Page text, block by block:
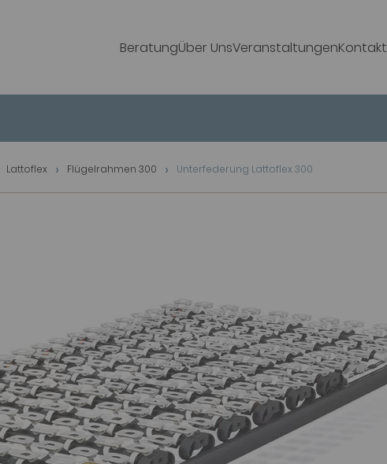
BeratungÜber UnsVeranstaltungenKontakt
Lattoflex Flügelrahmen 300 Unterfederung Lattoflex 300